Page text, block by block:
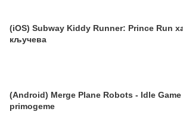
(iOS) Subway Kiddy Runner: Prince Run
кључева
(Android) Merge Plane Robots - Idle
primogeme